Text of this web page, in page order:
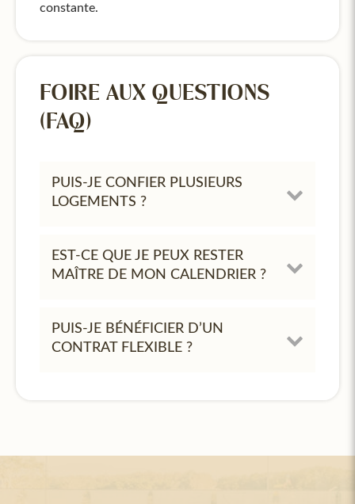
constante.
FOIRE AUX QUESTIONS
(FAQ)
PUIS-JE CONFIER PLUSIEURS
LOGEMENTS ?
EST-CE QUE JE PEUX RESTER
MAÎTRE DE MON CALENDRIER ?
PUIS-JE BÉNÉFICIER D’UN
CONTRAT FLEXIBLE ?